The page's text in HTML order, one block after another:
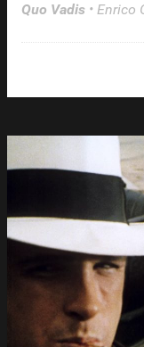
Quo Vadis • Enrico